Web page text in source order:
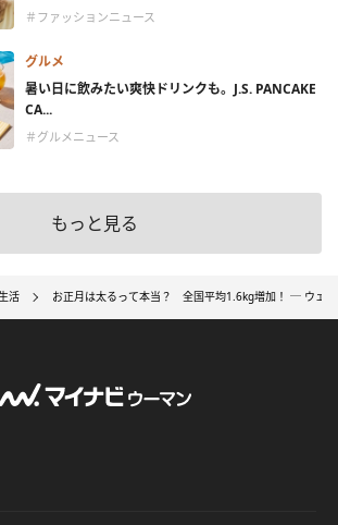
＃ファッションニュース
グルメ
暑い日に飲みたい爽快ドリンクも。J.S. PANCAKE
CA...
＃グルメニュース
もっと見る
活 お正月は太るって本当？ 全国平均1.6kg増加！ ─ ウェザ